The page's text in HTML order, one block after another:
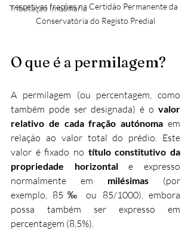
Tributação Imobiliária
respetivas frações na Certidão Permanente da
Conservatória do Registo Predial
O que é a permilagem?
A permilagem (ou percentagem, como
também pode ser designada) é o valor
relativo de cada fração autónoma em
relação ao valor total do prédio. Este
valor é fixado no título constitutivo da
propriedade horizontal e expresso
normalmente em milésimas (por
exemplo, 85‰ ou 85/1000), embora
possa também ser expresso em
percentagem (8,5%).